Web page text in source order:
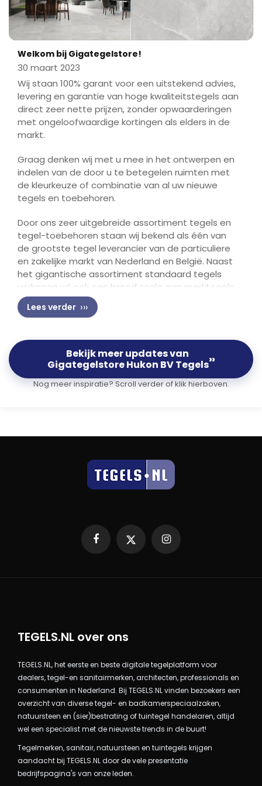
Welkom bij Gigategelstore!
30 maart 2023
Wij staan 100% garant voor een uitstekend advies,
levering en garantie van hoge kwaliteitstegels aan
direct zeer nette prijzen, zonder opwaarderingen
met ongeloofwaardige kortingen als elders in de
markt.
Graag denken wij met u mee in het ontwerpen en
indelen van de door u te betegelen ruimten met
de kleurkeuze of combinatie van al uw nieuwe
tegels en toebehoren.
Door ons zeer uitgebreide assortiment tegels en
tegel-toebehoren staan wij bekend als één van
de grootste tegel leverancier van de particuliere
en zakelijke markt van Nederland en België. Naast
het gigantische assortiment standaard tegels
verkopen wij ook een breed scala aan merktegels,
tegen absolute bodemprijzen, met directe Cash
& Carry of zeer snelle levertijden..
Graag tot ziens in onzewinkel😀
Lees verder
Bekijk meer updates van
Gigategelstore Hukon BV Tegels››
Nog meer inspiratie? Scroll verder of klik hierboven.
Facebook Instagram
TEGELS.NL over ons
TEGELS.NL, het eerste en beste digitale tegelplatform voor
dealers, tegel-en sanitairmerken, architecten, professionals en
consumenten in Nederland. Bij TEGELS.NL vinden bezoekers een
overzicht van diverse tegel- en badkamerspeciaalzaken,
natuursteen en (sier)bestrating of tuintegel handelaren, altijd
wel een specialist met de nieuwste trends in de buurt!
Tegelmerken, sanitair, natuursteen en tuintegels krijgen
aandacht bij TEGELS.NL door de vele presentatie
bedrijfspagina's van onze leden.